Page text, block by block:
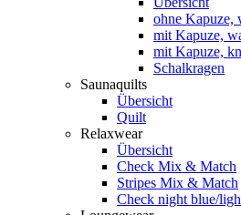
ohne Kapuze,
mit Kapuze,
mit Kapuze,
Schalkragen
Saunaquilts
Übersicht
Quilt
Relaxwear
Übersicht
Check Mix & Match
Stripes Mix & Match
Check night blue/